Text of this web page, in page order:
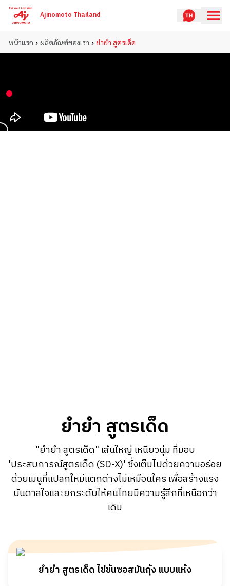
Ajinomoto Thailand
หน้าแรก › ผลิตภัณฑ์ของเรา › ยำยำ สูตรเด็ด
ยำยำ สูตรเด็ด
"ยำยำ สูตรเด็ด" เส้นใหญ่ เหนียวนุ่ม ที่มอบ
'ประสบการณ์สูตรเด็ด (SD-X)' ซึ่งเต็มไปด้วยความอร่อย
ด้วยเมนูที่แปลกใหม่แตกต่างไม่เหมือนใคร เพื่อสร้างแรง
บันดาลใจและยกระดับให้คนไทยมีความรู้สึกที่เหนือกว่า
เดิม
ยำยำ สูตรเด็ด ไข่ข้นซอสมันกุ้ง แบบแห้ง